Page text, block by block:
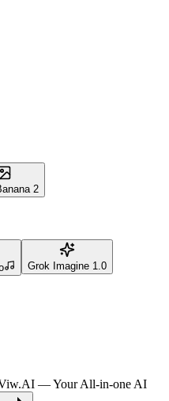
2
Grok Imagine 1.0
— Your All-in-one AI